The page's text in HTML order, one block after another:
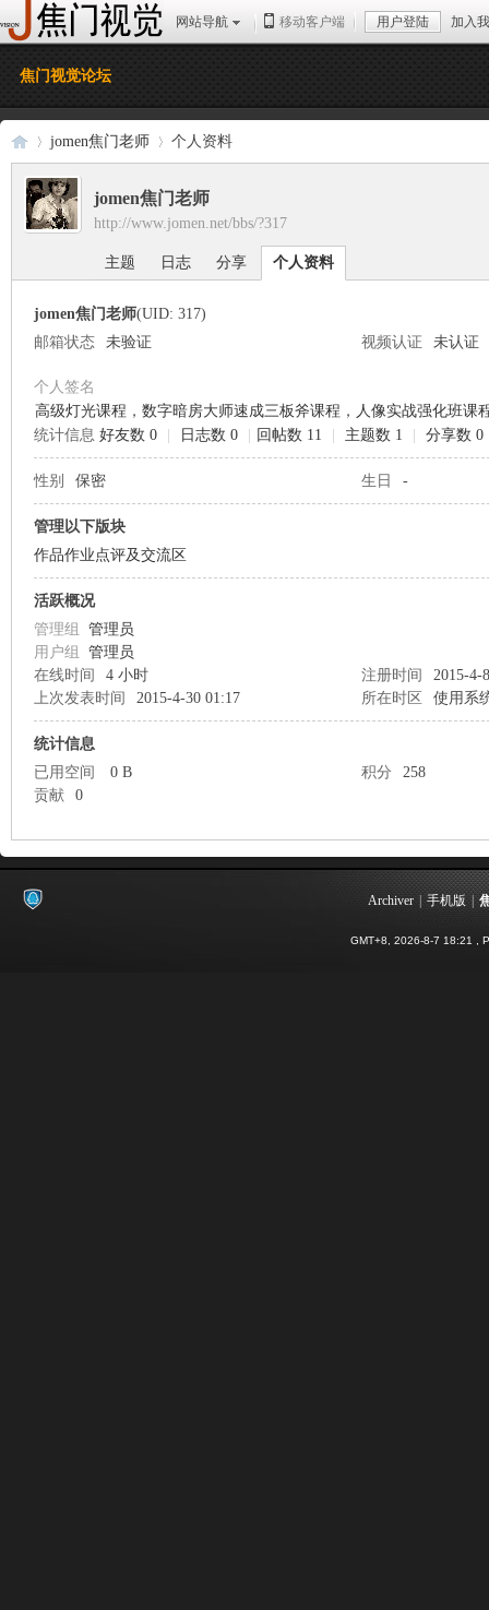
网站导航 移动客户端 用户登陆 加入
焦门视觉论坛
焦
像
›
jomen焦门老师 个人资料
jomen焦门老师
http://www.jomen.net/bbs/?317
主题 日志 分享 个人资料
jomen焦门老师(UID: 317)
邮箱状态
未验证 视频认证 未认证
个人签名
高级灯光课程 ， 数字暗房大师速成三板斧课程 ， 人像实战强化班课
统计信息 好友数 0 日志数 0 回帖数 11 主题数 1 分享数 0
性别 保密 生日 -
管理以下版块
作品作业点评及交流区
活跃概况
管理组 管理员
用户组 管理员
在线时间
4 小时 注册时间
2015-4-
上次发表时间
2015-4-30 01:17 所在时区 使用系
统计信息
已用空间
0 B 积分
258
贡献
0
Archiver | 手机版 |
GMT+8, 2026-8-7 18:21 ,